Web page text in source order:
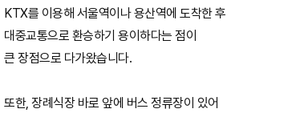
KTX를 이용해 서울역이나 용산역에 도착한 후
대중교통으로 환승하기 용이하다는 점이
큰 장점으로 다가왔습니다.
또한, 장례식장 바로 앞에 버스 정류장이 있어